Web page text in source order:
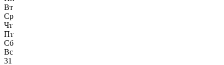
Вт
Ср
Чт
Пт
Сб
Вс
31